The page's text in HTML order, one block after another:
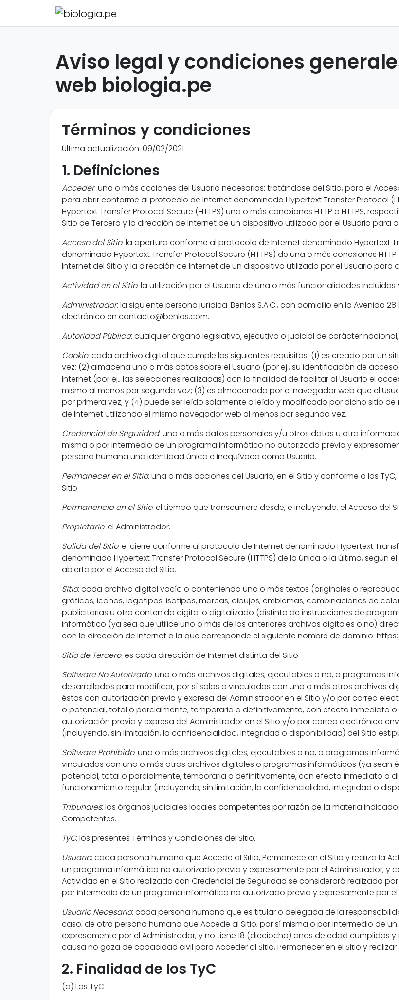
Aviso legal y condiciones
web biologia.pe
Términos y condiciones
Última actualización: 09/02/2021
1. Definiciones
Acceder: una o más acciones del Usuario necesarias: tratándose del Sitio, para el
para abrir conforme al protocolo de Internet denominado Hypertext Transfer Protocol
Hypertext Transfer Protocol Secure (HTTPS) una o más conexiones HTTP o HTTPS,
Sitio de Tercero y la dirección de Internet de un dispositivo utilizado por el Usuario para
Acceso del Sitio: la apertura conforme al protocolo de Internet denominado Hypertext
denominado Hypertext Transfer Protocol Secure (HTTPS) de una o más conexiones
Internet del Sitio y la dirección de Internet de un dispositivo utilizado por el Usuario para
Actividad en el Sitio: la utilización por el Usuario de una o más funcionalidades incluidas
Administrador: la siguiente persona jurídica: Benlos S.A.C., con domicilio en la Avenida
electrónico en contacto@benlos.com.
Autoridad Pública: cualquier órgano legislativo, ejecutivo o judicial de carácter
Cookie: cada archivo digital que cumple los siguientes requisitos: (1) es creado por un
vez; (2) almacena uno o más datos sobre el Usuario (por ej., su identificación de
Internet (por ej., las selecciones realizadas) con la finalidad de facilitar al Usuario el
mismo al menos por segunda vez; (3) es almacenado por el navegador web que el
por primera vez; y (4) puede ser leído solamente o leído y modificado por dicho sitio
de Internet utilizando el mismo navegador web al menos por segunda vez.
Credencial de Seguridad: uno o más datos personales y/u otros datos u otra
misma o por intermedio de un programa informático no autorizado previa y
persona humana una identidad única e inequívoca como Usuario.
Permanecer en el Sitio: una o más acciones del Usuario, en el Sitio y conforme a los
Sitio.
Permanencia en el Sitio: el tiempo que transcurriere desde, e incluyendo, el Acceso del
Propietario: el Administrador.
Salida del Sitio: el cierre conforme al protocolo de Internet denominado Hypertext
denominado Hypertext Transfer Protocol Secure (HTTPS) de la única o la última, según
abierta por el Acceso del Sitio.
Sitio: cada archivo digital vacío o conteniendo uno o más textos (originales o
gráficos, iconos, logotipos, isotipos, marcas, dibujos, emblemas, combinaciones de
publicitarias u otro contenido digital o digitalizado (distinto de instrucciones de
informático (ya sea que utilice uno o más de los anteriores archivos digitales o no)
con la dirección de Internet a la que corresponde el siguiente nombre de dominio:
Sitio de Tercero: es cada dirección de Internet distinta del Sitio.
Software No Autorizado: uno o más archivos digitales, ejecutables o no, o programas
desarrollados para modificar, por sí solos o vinculados con uno o más otros archivos
éstos con autorización previa y expresa del Administrador en el Sitio y/o por correo
o potencial, total o parcialmente, temporaria o definitivamente, con efecto inmediato o
autorización previa y expresa del Administrador en el Sitio y/o por correo electrónico
(incluyendo, sin limitación, la confidencialidad, integridad o disponibilidad) del Sitio
Software Prohibido: uno o más archivos digitales, ejecutables o no, o programas
vinculados con uno o más otros archivos digitales o programas informáticos (ya sean
potencial, total o parcialmente, temporaria o definitivamente, con efecto inmediato o
funcionamiento regular (incluyendo, sin limitación, la confidencialidad, integridad o
Tribunales: los órganos judiciales locales competentes por razón de la materia
Competentes.
TyC: los presentes Términos y Condiciones del Sitio.
Usuario: cada persona humana que Accede al Sitio, Permanece en el Sitio y realiza la
un programa informático no autorizado previa y expresamente por el Administrador, y
Actividad en el Sitio realizada con Credencial de Seguridad se considerará realizada
por intermedio de un programa informático no autorizado previa y expresamente por
Usuario Necesario: cada persona humana que es titular o delegada de la
caso, de otra persona humana que Accede al Sitio, por sí misma o por intermedio de
expresamente por el Administrador, y no tiene 18 (dieciocho) años de edad
causa no goza de capacidad civil para Acceder al Sitio, Permanecer en el Sitio y
2. Finalidad de los TyC
(a) Los TyC: